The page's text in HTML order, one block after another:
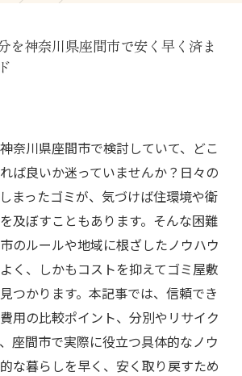
を神奈川県座間市で安く早く済ま
奈川県座間市で検討していて、どこ
ば良いか迷っていませんか？日々の
まったゴミが、気づけば住環境や衛
及ぼすこともあります。そんな困難
のルールや地域に根ざしたノウハウ
く、しかもコストを抑えてゴミ屋敷
つかります。本記事では、信頼でき
用の比較ポイント、分別やリサイク
座間市で実際に役立つ具体的なノウ
な暮らしを早く、安く取り戻すため